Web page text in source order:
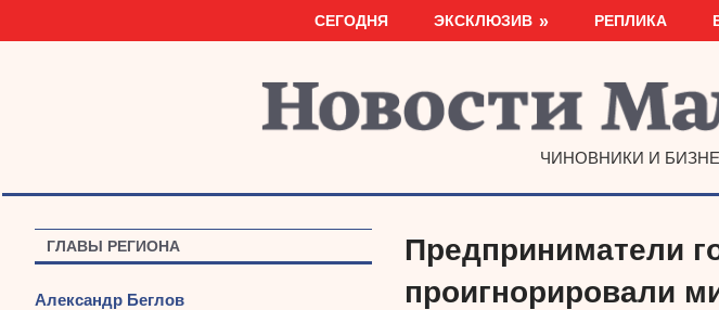
СЕГОДНЯ ЭКСКЛЮЗИВ РЕПЛИКА
ЧИНОВНИКИ И
Предприниматели
проигнорировали
ГЛАВЫ РЕГИОНА
Александр Беглов